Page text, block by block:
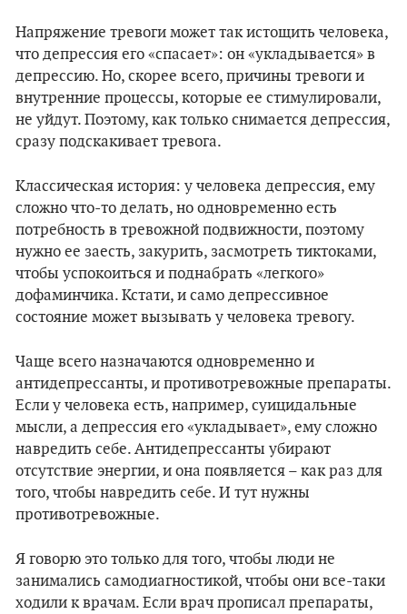
Напряжение тревоги может так истощить человека,
что депрессия его «спасает»: он «укладывается» в
депрессию. Но, скорее всего, причины тревоги и
внутренние процессы, которые ее стимулировали,
не уйдут. Поэтому, как только снимается депрессия,
сразу подскакивает тревога.
Классическая история: у человека депрессия, ему
сложно что-то делать, но одновременно есть
потребность в тревожной подвижности, поэтому
нужно ее заесть, закурить, засмотреть тиктоками,
чтобы успокоиться и поднабрать «легкого»
дофаминчика. Кстати, и само депрессивное
состояние может вызывать у человека тревогу.
Чаще всего назначаются одновременно и
антидепрессанты, и противотревожные препараты.
Если у человека есть, например, суицидальные
мысли, а депрессия его «укладывает», ему сложно
навредить себе. Антидепрессанты убирают
отсутствие энергии, и она появляется – как раз для
того, чтобы навредить себе. И тут нужны
противотревожные.
Я говорю это только для того, чтобы люди не
занимались самодиагностикой, чтобы они все-таки
ходили к врачам. Если врач прописал препараты,